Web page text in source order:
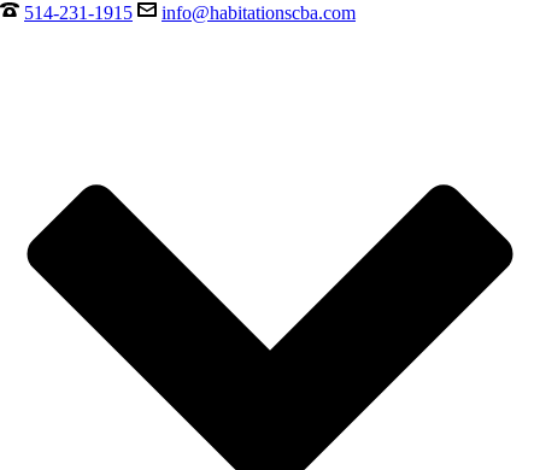
514-231-1915 info@habitationscba.com